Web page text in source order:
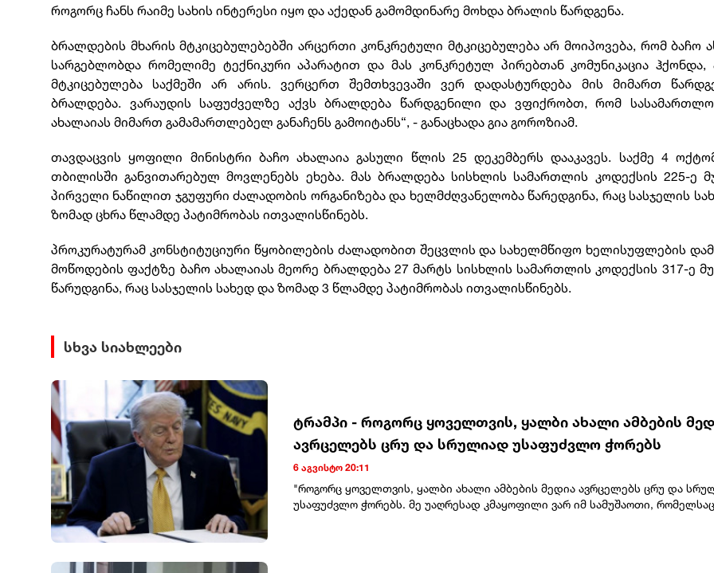
როგორც ჩანს რაიმე სახის ინტერესი იყო და აქედან გამომდინარე მოხდა ბრალის წარდგენა.
ბრალდების მხარის მტკიცებულებებში არცერთი კონკრეტული მტკიცებულება არ მოიპოვება, რომ ბაჩო
სარგებლობდა რომელიმე ტექნიკური აპარატით და მას კონკრეტულ პირებთან კომუნიკაცია ჰქონდა,
მტკიცებულება საქმეში არ არის. ვერცერთ შემთხვევაში ვერ დადასტურდება მის მიმართ
ბრალდება. ვარაუდის საფუძველზე აქვს ბრალდება წარდგენილი და ვფიქრობთ, რომ
ახალაიას მიმართ გამამართლებელ განაჩენს გამოიტანს“, - განაცხადა გია გოროზიამ.
თავდაცვის ყოფილი მინისტრი ბაჩო ახალაია გასული წლის 25 დეკემბერს დააკავეს. საქმე 4
თბილისში განვითარებულ მოვლენებს ეხება. მას ბრალდება სისხლის სამართლის კოდექსის 225-ე
პირველი ნაწილით ჯგუფური ძალადობის ორგანიზება და ხელმძღვანელობა წარედგინა, რაც სასჯელის
ზომად ცხრა წლამდე პატიმრობას ითვალისწინებს.
პროკურატურამ კონსტიტუციური წყობილების ძალადობით შეცვლის და სახელმწიფო ხელისუფლების
მოწოდების ფაქტზე ბაჩო ახალაიას მეორე ბრალდება 27 მარტს სისხლის სამართლის კოდექსის 317-ე
წარუდგინა, რაც სასჯელის სახედ და ზომად 3 წლამდე პატიმრობას ითვალისწინებს.
სხვა სიახლეები
ტრამპი - როგორც ყოველთვის, ყალბი ახალი ამბების
ავრცელებს ცრუ და სრულიად უსაფუძვლო ჭორებს
6 აგვისტო 20:11
"როგორც ყოველთვის, ყალბი ახალი ამბების მედია ავრცელებს ცრუ და
უსაფუძვლო ჭორებს. მე უაღრესად კმაყოფილი ვარ იმ სამუშაოთი, რომელსაც